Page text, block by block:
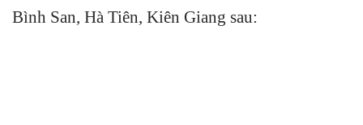
Bình San, Hà Tiên, Kiên Giang sau: